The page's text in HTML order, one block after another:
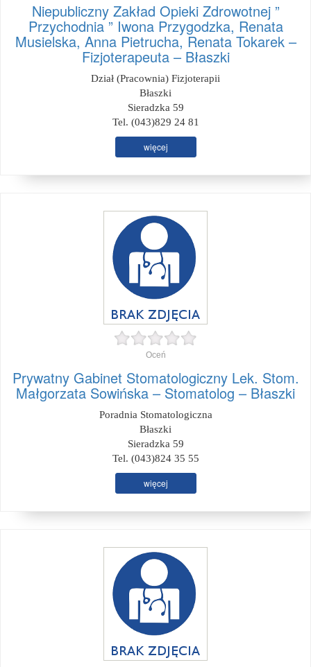
Niepubliczny Zakład Opieki Zdrowotnej ”
Przychodnia ” Iwona Przygodzka, Renata
Musielska, Anna Pietrucha, Renata Tokarek –
Fizjoterapeuta – Błaszki
Dział (Pracownia) Fizjoterapii
Błaszki
Sieradzka 59
Tel. (043)829 24 81
więcej
Oceń
Prywatny Gabinet Stomatologiczny Lek. Stom.
Małgorzata Sowińska – Stomatolog – Błaszki
Poradnia Stomatologiczna
Błaszki
Sieradzka 59
Tel. (043)824 35 55
więcej